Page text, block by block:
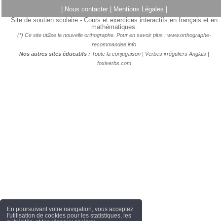
En poursuivant votre navigation, vous acceptez
l'utilisation de cookies pour les statistiques, les
Nous contacter Mentions Légales
Site de soutien scolaire - Cours et exercices interactifs en français et en
mathématiques.
(*) Ce site utilise la nouvelle orthographe. Pour en savoir plus : www.orthographe-
recommandee.info
Nos autres sites éducatifs : Toute la conjugaison| Verbes irréguliers Anglais |
foxiverbs.com